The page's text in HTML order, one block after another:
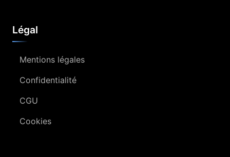
Légal
Mentions légales
Confidentialité
CGU
Cookies